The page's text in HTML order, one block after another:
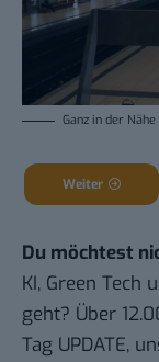
Ganz in der
Weiter
Du möchtest
KI, Green Tech
geht? Über
Tag UPDATE,